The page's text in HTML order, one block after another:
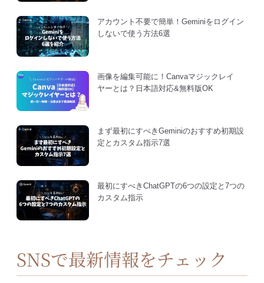
アカウント不要で簡単！Geminiをログイン
しないで使う方法6選
画像を編集可能に！Canvaマジックレイ
ヤーとは？日本語対応&無料版OK
まず最初にすべきGeminiのおすすめ初期設
定とカスタム指示7選
最初にすべきChatGPTの6つの設定と7つの
カスタム指示
SNSで最新情報をチェック